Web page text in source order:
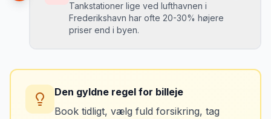
Løsning
brændstofmåleren.
Tankstationer lige ved lufthavnen i
Frederikshavn har ofte 20-30% højere
priser end i byen.
sidste tankning.
Den gyldne regel for billeje
Book tidligt, vælg fuld forsikring, tag